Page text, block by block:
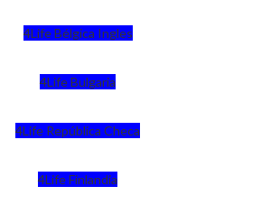
4Life Bélgica Ingles
4Life Bulgaria
4Life República Checa
4Life Finlandia